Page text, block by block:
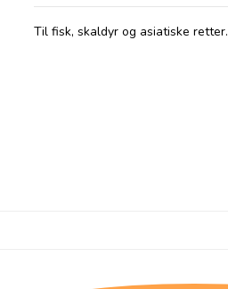
Til fisk, skaldyr og asiatiske retter.